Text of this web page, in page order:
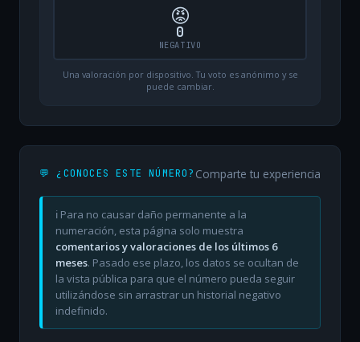
😡
0
NEGATIVO
Una valoración por dispositivo. Tu voto es anónimo y se
puede cambiar.
💬 ¿CONOCES ESTE NÚMERO? Comparte tu experiencia
ℹ️ Para no causar daño permanente a la
numeración, esta página solo muestra
comentarios y valoraciones de los últimos 6
meses. Pasado ese plazo, los datos se ocultan de
la vista pública para que el número pueda seguir
utilizándose sin arrastrar un historial negativo
indefinido.